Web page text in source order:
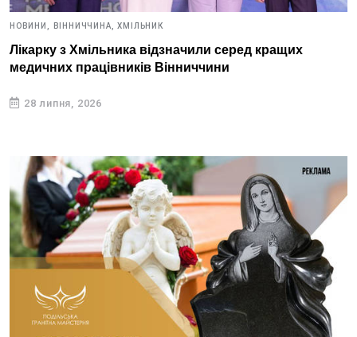
НОВИНИ, ВІННИЧЧИНА, ХМІЛЬНИК
Лікарку з Хмільника відзначили серед кращих
медичних працівників Вінниччини
28 липня, 2026